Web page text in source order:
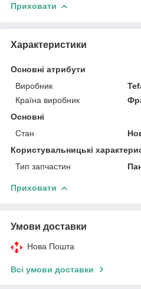
Приховати
Характеристики
Основні атрибути
Виробник
Країна виробник
Основні
Стан
Користувальницькі
Тип запчастин
Приховати
Умови доставки
Нова Пошта
Всі умови доставки